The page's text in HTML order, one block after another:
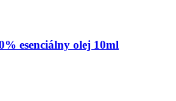
esenciálny olej 10ml